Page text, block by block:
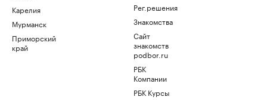
Карелия
Мурманск
Приморский
край
Рег.решения
Знакомства
Сайт
знакомств
podbor.ru
РБК
Компании
РБК Курсы